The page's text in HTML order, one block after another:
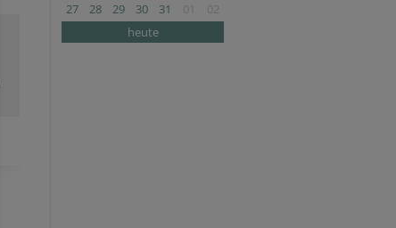
27
28 29 30 31 01
02
heute